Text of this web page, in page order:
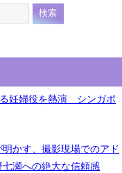
妊婦役を熱演 シンガポ
かす、撮影現場でのアド
七瀬への絶大な信頼感